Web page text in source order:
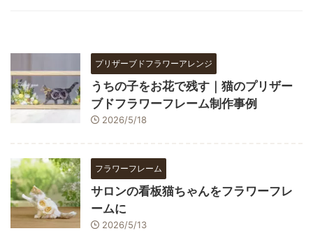
プリザーブドフラワーアレンジ
うちの子をお花で残す｜猫のプリザー
ブドフラワーフレーム制作事例
2026/5/18
フラワーフレーム
サロンの看板猫ちゃんをフラワーフレ
ームに
2026/5/13